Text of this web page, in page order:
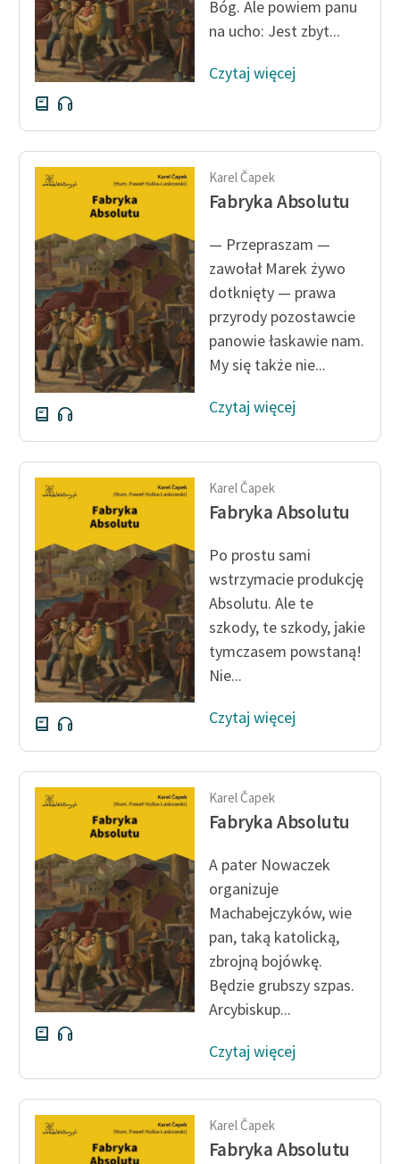
Bóg. Ale powiem panu
na ucho: Jest zbyt...
Czytaj więcej
Karel Čapek
Fabryka Absolutu
— Przepraszam —
zawołał Marek żywo
dotknięty — prawa
przyrody pozostawcie
panowie łaskawie nam.
My się także nie...
Czytaj więcej
Karel Čapek
Fabryka Absolutu
Po prostu sami
wstrzymacie produkcję
Absolutu. Ale te
szkody, te szkody, jakie
tymczasem powstaną!
Nie...
Czytaj więcej
Karel Čapek
Fabryka Absolutu
A pater Nowaczek
organizuje
Machabejczyków, wie
pan, taką katolicką,
zbrojną bojówkę.
Będzie grubszy szpas.
Arcybiskup...
Czytaj więcej
Karel Čapek
Fabryka Absolutu